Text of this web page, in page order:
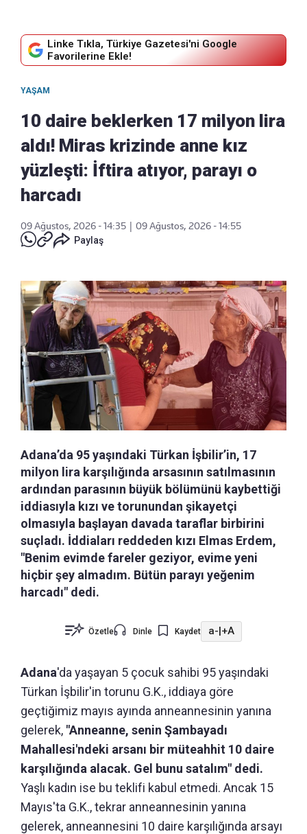
Linke Tıkla, Türkiye Gazetesi'ni Google
Favorilerine Ekle!
YAŞAM
10 daire beklerken 17 milyon lira
aldı! Miras krizinde anne kız
yüzleşti: İftira atıyor, parayı o
harcadı
09 Ağustos, 2026 - 14:35
09 Ağustos, 2026 - 14:55
Paylaş
Adana’da 95 yaşındaki Türkan İşbilir’in, 17
milyon lira karşılığında arsasının satılmasının
ardından parasının büyük bölümünü kaybettiği
iddiasıyla kızı ve torunundan şikayetçi
olmasıyla başlayan davada taraflar birbirini
suçladı. İddiaları reddeden kızı Elmas Erdem,
"Benim evimde fareler geziyor, evime yeni
hiçbir şey almadım. Bütün parayı yeğenim
harcadı" dedi.
Özetle Dinle Kaydet a- +A
Adana'da yaşayan 5 çocuk sahibi 95 yaşındaki
Türkan İşbilir'in torunu G.K., iddiaya göre
geçtiğimiz mayıs ayında anneannesinin yanına
gelerek, "Anneanne, senin Şambayadı
Mahallesi'ndeki arsanı bir müteahhit 10 daire
karşılığında alacak. Gel bunu satalım" dedi.
Yaşlı kadın ise bu teklifi kabul etmedi. Ancak 15
Mayıs'ta G.K., tekrar anneannesinin yanına
gelerek, anneannesini 10 daire karşılığında arsayı